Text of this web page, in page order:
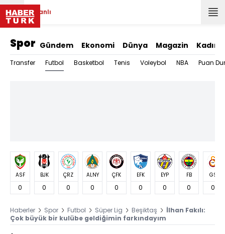
Canlı
Spor Gündem Ekonomi Dünya Magazin Kadın
Transfer Futbol Basketbol Tenis Voleybol NBA Puan
ASF
0
BJK
0
ÇRZ
0
ALNY
0
ÇFK
0
EFK
0
EYP
0
FB
0
GS
0
Haberler Spor Futbol Süper Lig Beşiktaş
İlhan Fakılı:
Çok büyük bir kulübe geldiğimin farkındayım